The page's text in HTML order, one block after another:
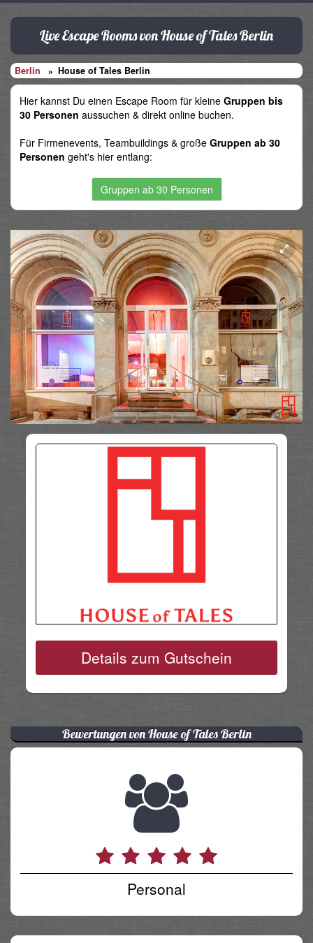
Live Escape Rooms von House of Tales Berlin
Berlin House of Tales Berlin
Hier kannst Du einen Escape Room für kleine Gruppen bis
30 Personen aussuchen & direkt online buchen.
Für Firmenevents, Teambuildings & große Gruppen ab 30
Personen geht's hier entlang:
Gruppen ab 30 Personen
Details zum Gutschein
Bewertungen von House of Tales Berlin
Personal